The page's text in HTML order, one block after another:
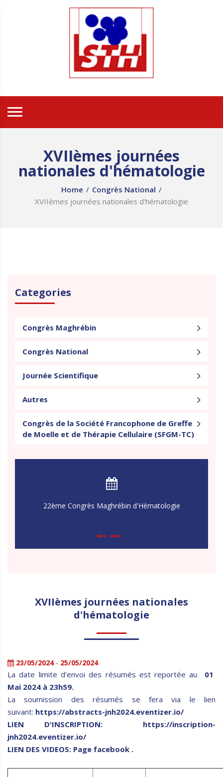
XVIIèmes journées
nationales d'hématologie
Home / Congrès National /
XVIIèmes journées nationales d'hématologie
Categories
Congrès Maghrébin
Congrès National
Journée Scientifique
Autres
Congrès de la Société Francophone de Greffe
de Moelle et de Thérapie Cellulaire (SFGM-TC)
22ème Congrès Maghrébin d'Hématologie
XVIIèmes journées nationales
d'hématologie
23/05/2024- 25/05/2024
La date limite d'envoi des résumés est reportée au 01
Mai 2024 à 23h59.
La soumission des résumés se fera via le lien
suivant: https://abstracts-jnh2024.eventizer.io/
LIEN D'INSCRIPTION: https://inscription-
jnh2024.eventizer.io/
LIEN DES VIDEOS: Page facebook .